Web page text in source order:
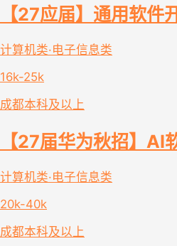
【27应届】通用软件
计算机类·电子信息类
16k-25k
成都本科及以上
【27届华为秋招】AI
计算机类·电子信息类
20k-40k
成都本科及以上